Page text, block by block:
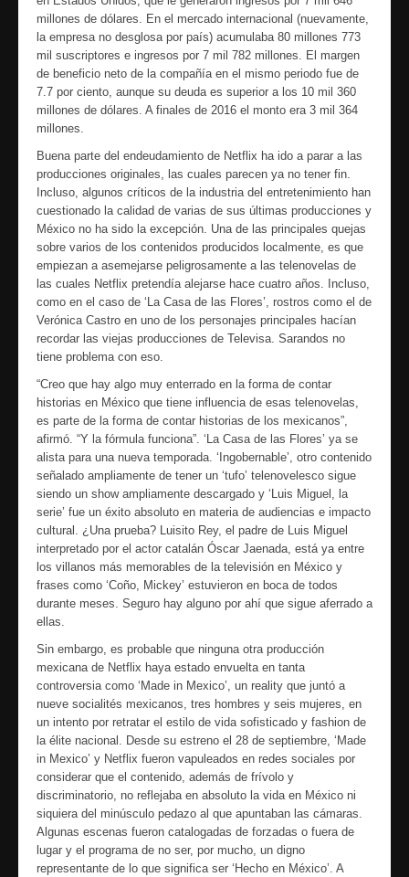
millones de dólares. En el mercado internacional (nuevamente,
la empresa no desglosa por país) acumulaba 80 millones 773
mil suscriptores e ingresos por 7 mil 782 millones. El margen
de beneficio neto de la compañía en el mismo periodo fue de
7.7 por ciento, aunque su deuda es superior a los 10 mil 360
millones de dólares. A finales de 2016 el monto era 3 mil 364
millones.
Buena parte del endeudamiento de Netflix ha ido a parar a las
producciones originales, las cuales parecen ya no tener fin.
Incluso, algunos críticos de la industria del entretenimiento han
cuestionado la calidad de varias de sus últimas producciones y
México no ha sido la excepción. Una de las principales quejas
sobre varios de los contenidos producidos localmente, es que
empiezan a asemejarse peligrosamente a las telenovelas de
las cuales Netflix pretendía alejarse hace cuatro años. Incluso,
como en el caso de ‘La Casa de las Flores’, rostros como el de
Verónica Castro en uno de los personajes principales hacían
recordar las viejas producciones de Televisa. Sarandos no
tiene problema con eso.
“Creo que hay algo muy enterrado en la forma de contar
historias en México que tiene influencia de esas telenovelas,
es parte de la forma de contar historias de los mexicanos”,
afirmó. “Y la fórmula funciona”. ‘La Casa de las Flores’ ya se
alista para una nueva temporada. ‘Ingobernable’, otro contenido
señalado ampliamente de tener un ‘tufo’ telenovelesco sigue
siendo un show ampliamente descargado y ‘Luis Miguel, la
serie’ fue un éxito absoluto en materia de audiencias e impacto
cultural. ¿Una prueba? Luisito Rey, el padre de Luis Miguel
interpretado por el actor catalán Óscar Jaenada, está ya entre
los villanos más memorables de la televisión en México y
frases como ‘Coño, Mickey’ estuvieron en boca de todos
durante meses. Seguro hay alguno por ahí que sigue aferrado a
ellas.
Sin embargo, es probable que ninguna otra producción
mexicana de Netflix haya estado envuelta en tanta
controversia como ‘Made in Mexico’, un reality que juntó a
nueve socialités mexicanos, tres hombres y seis mujeres, en
un intento por retratar el estilo de vida sofisticado y fashion de
la élite nacional. Desde su estreno el 28 de septiembre, ‘Made
in Mexico’ y Netflix fueron vapuleados en redes sociales por
considerar que el contenido, además de frívolo y
discriminatorio, no reflejaba en absoluto la vida en México ni
siquiera del minúsculo pedazo al que apuntaban las cámaras.
Algunas escenas fueron catalogadas de forzadas o fuera de
lugar y el programa de no ser, por mucho, un digno
representante de lo que significa ser ‘Hecho en México’. A